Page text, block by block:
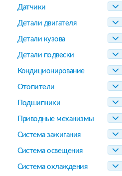
Датчики
Детали двигателя
Детали кузова
Детали подвески
Кондиционирование
Отопители
Подшипники
Приводные механизмы
Система зажигания
Система освещения
Система охлаждения